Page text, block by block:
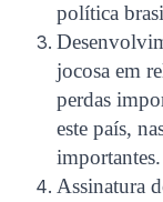
política
jocosa em
perdas
este país,
importantes.
Assinatura